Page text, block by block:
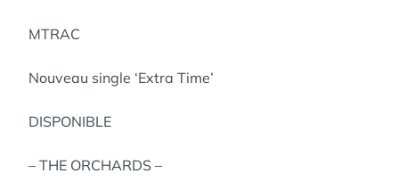
MTRAC
Nouveau single ‘Extra Time’
DISPONIBLE
– THE ORCHARDS –